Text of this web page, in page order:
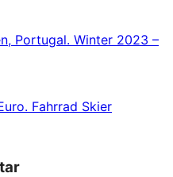
Portugal. Winter 2023 –
Fahrrad Skier